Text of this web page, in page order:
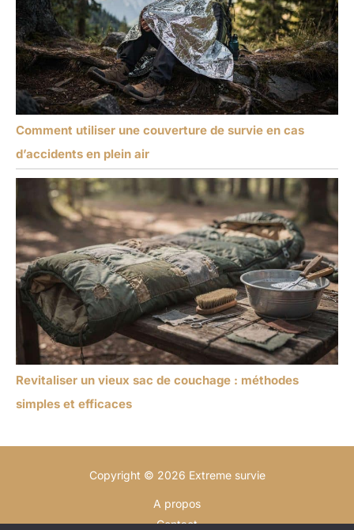
Comment utiliser une couverture de survie en cas
d’accidents en plein air
Revitaliser un vieux sac de couchage : méthodes
simples et efficaces
Copyright © 2026 Extreme survie
A propos
Contact